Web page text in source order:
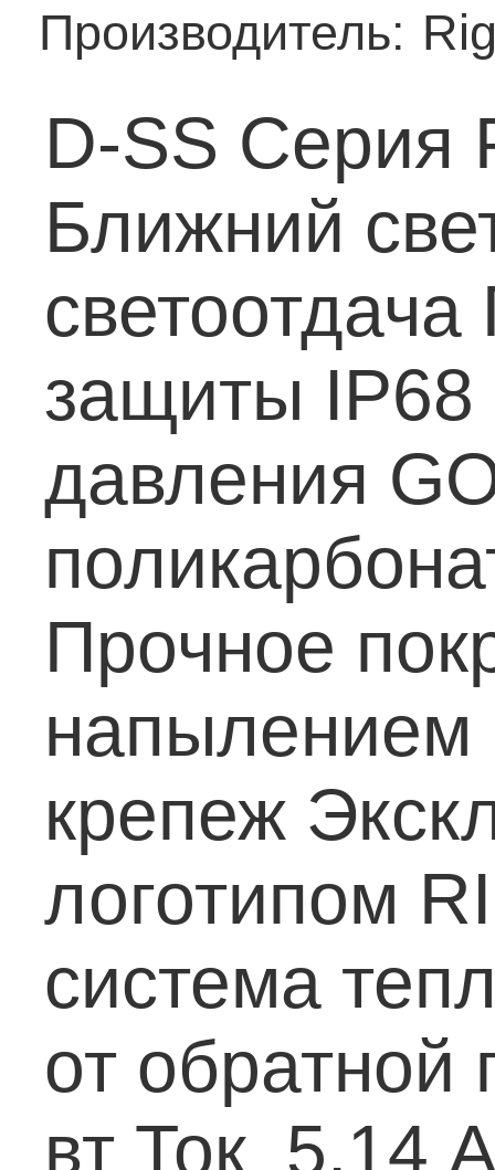
Производитель:
D-SS Серия
Ближний
светоотдача
защиты IP68
давления
Прочное
напылением
крепеж
логотипом
система
от обратной
вт Ток 5.14